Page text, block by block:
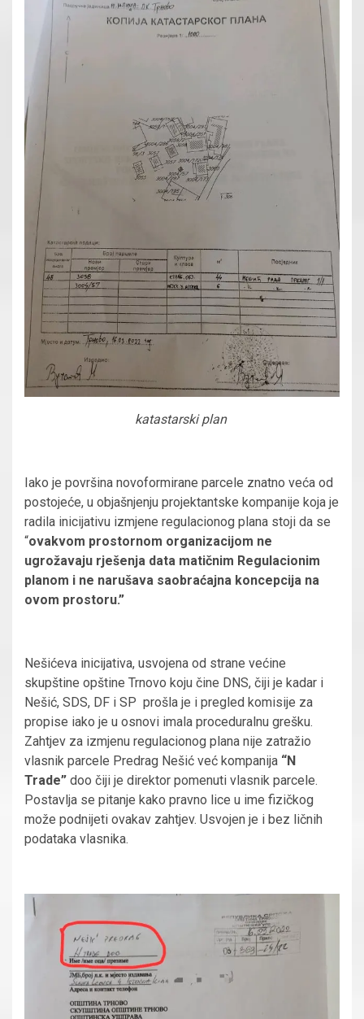
katastarski plan
Iako je površina novoformirane parcele znatno veća od
postojeće, u objašnjenju projektantske kompanije koja je
radila inicijativu izmjene regulacionog plana stoji da se
“ovakvom prostornom organizacijom ne
ugrožavaju rješenja data matičnim Regulacionim
planom i ne narušava saobraćajna koncepcija na
ovom prostoru.”
Nešićeva inicijativa, usvojena od strane većine
skupštine opštine Trnovo koju čine DNS, čiji je kadar i
Nešić, SDS, DF i SP prošla je i pregled komisije za
propise iako je u osnovi imala proceduralnu grešku.
Zahtjev za izmjenu regulacionog plana nije zatražio
vlasnik parcele Predrag Nešić već kompanija “N
Trade” doo čiji je direktor pomenuti vlasnik parcele.
Postavlja se pitanje kako pravno lice u ime fizičkog
može podnijeti ovakav zahtjev. Usvojen je i bez ličnih
podataka vlasnika.